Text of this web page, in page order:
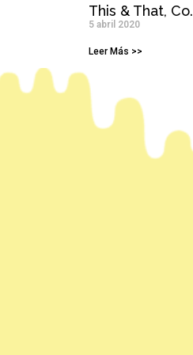
This & That, Co.
5 abril 2020
Leer Más >>